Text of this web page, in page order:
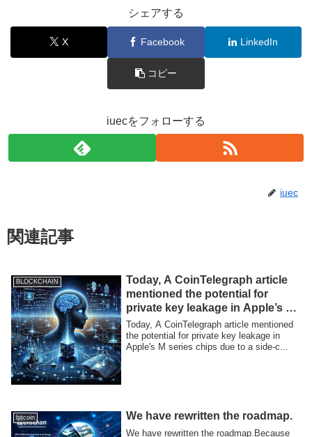
シェアする
X Facebook LinkedIn
コピー
iuecをフォローする
iuec
関連記事
BLOCKCHAIN
Today, A CoinTelegraph article
mentioned the potential for
private key leakage in Apple’s M
series chips due to a side-
channel attack
Today, A CoinTelegraph article mentioned
the potential for private key leakage in
Apple's M series chips due to a side-c...
bitcoin We have rewritten the roadmap.
We have rewritten the roadmap.Because